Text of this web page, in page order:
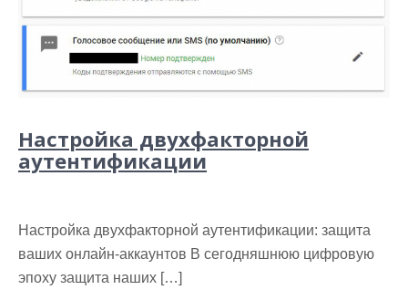
Настройка двухфакторной
аутентификации
Настройка двухфакторной аутентификации: защита
ваших онлайн-аккаунтов В сегодняшнюю цифровую
эпоху защита наших […]